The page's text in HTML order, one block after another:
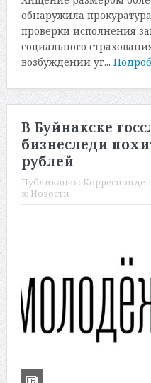
обнаружила
проверки исполнения
социального
возбуждении уг...
В Буйнакске
бизнеследи
рублей
Публикация:
в: Новости